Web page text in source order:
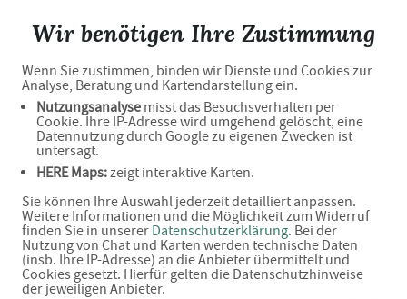
Wir benötigen Ihre Zustimmung
Wenn Sie zustimmen, binden wir Dienste und Cookies zur
Analyse, Beratung und Kartendarstellung ein.
Nutzungsanalyse misst das Besuchsverhalten per
Cookie. Ihre IP-Adresse wird umgehend gelöscht, eine
Datennutzung durch Google zu eigenen Zwecken ist
untersagt.
HERE Maps:zeigt interaktive Karten.
Sie können Ihre Auswahl jederzeit detailliert anpassen.
Weitere Informationen und die Möglichkeit zum Widerruf
finden Sie in unserer Datenschutzerklärung. Bei der
Nutzung von Chat und Karten werden technische Daten
(insb. Ihre IP-Adresse) an die Anbieter übermittelt und
Cookies gesetzt. Hierfür gelten die Datenschutzhinweise
der jeweiligen Anbieter.
Flösser-Apotheke
Haben Sie noch Fragen?
Dann schreiben Sie uns einfach eine Nachricht oder
rufen Sie uns direkt unter 07222 - 200591 an. Wir helfen
Ihnen gerne weiter.
Ihre Daten